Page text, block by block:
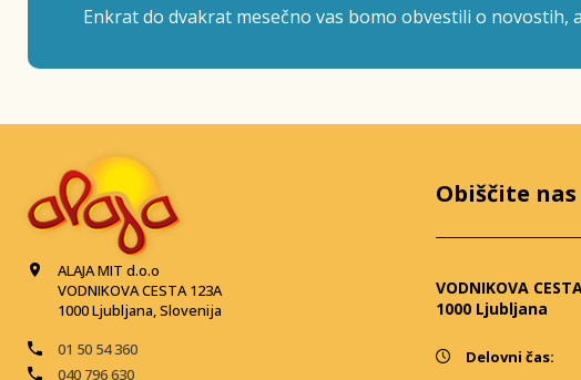
Enkrat do dvakrat mesečno vas bomo obvestili o novostih,
ALAJA MIT d.o.o
VODNIKOVA CESTA 123A
1000 Ljubljana, Slovenija
01 50 54 360
040 796 630
Obiščite nas
VODNIKOVA
1000 Ljubljana
Delovni čas: